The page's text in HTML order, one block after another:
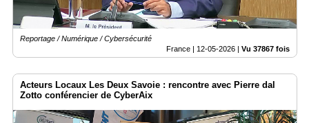
Reportage / Numérique / Cybersécurité
France | 12-05-2026 Vu 37867 fois
Acteurs Locaux Les Deux Savoie : rencontre avec Pierre dal
Zotto conférencier de CyberAix